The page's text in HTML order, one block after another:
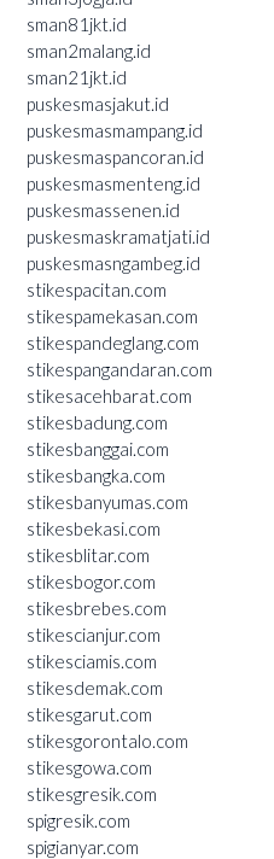
sman81jkt.id
sman2malang.id
sman21jkt.id
puskesmasjakut.id
puskesmasmampang.id
puskesmaspancoran.id
puskesmasmenteng.id
puskesmassenen.id
puskesmaskramatjati.id
puskesmasngambeg.id
stikespacitan.com
stikespamekasan.com
stikespandeglang.com
stikespangandaran.com
stikesacehbarat.com
stikesbadung.com
stikesbanggai.com
stikesbangka.com
stikesbanyumas.com
stikesbekasi.com
stikesblitar.com
stikesbogor.com
stikesbrebes.com
stikescianjur.com
stikesciamis.com
stikesdemak.com
stikesgarut.com
stikesgorontalo.com
stikesgowa.com
stikesgresik.com
spigresik.com
spigianyar.com